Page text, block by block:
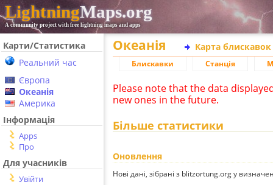
LightningMaps.org
A community project with free lightning maps and apps
Карти/Статистика
Реальний час
Європа
Океанія
Америка
Інформація
Apps
Про
Для учасників
Увійти
Океанія Карта
Блискавки Станція
Please note that the data
new ones in the future.
Більше статистики
Оновлення
Нові дані, зібрані з blitzortung.org у